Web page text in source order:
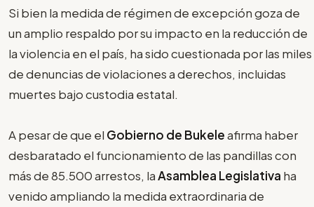
Si bien la medida de régimen de excepción goza de
un amplio respaldo por su impacto en la reducción de
la violencia en el país, ha sido cuestionada por las miles
de denuncias de violaciones a derechos, incluidas
muertes bajo custodia estatal.
A pesar de que el Gobierno de Bukeleafirma haber
desbaratado el funcionamiento de las pandillas con
más de 85.500 arrestos, laAsamblea Legislativa ha
venido ampliando la medida extraordinaria de